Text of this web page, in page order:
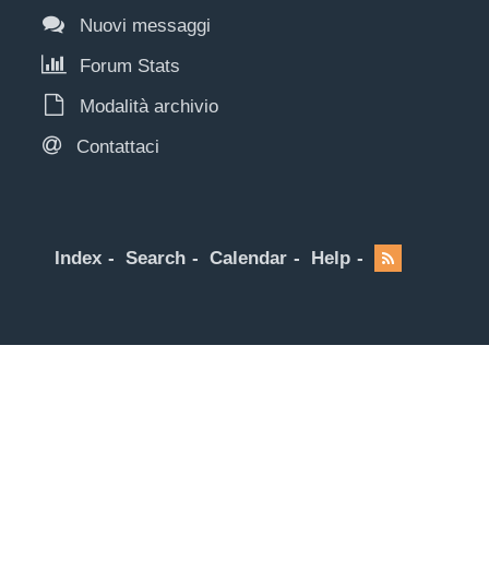
Nuovi messaggi
Forum Stats
Modalità archivio
Contattaci
Index Search Calendar Help